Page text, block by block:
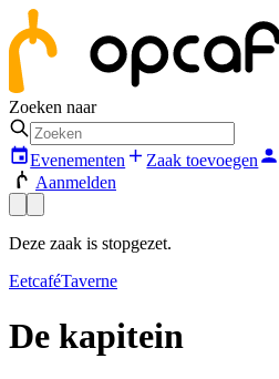
Zoeken naar
Evenementen Zaak toevoegen
Aanmelden
Deze zaak is stopgezet.
EetcaféTaverne
De kapitein